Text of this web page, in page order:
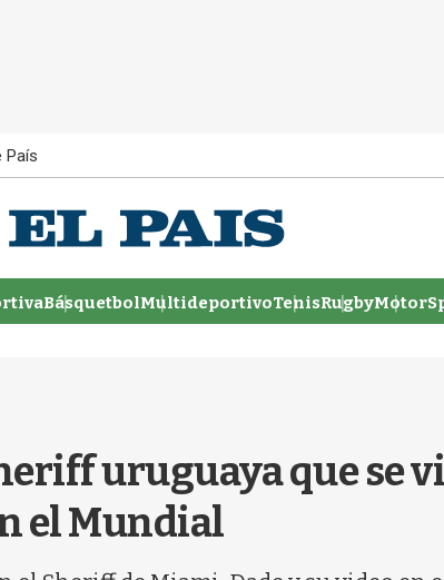
País
BásquetbolMultideportivoTenisRugby
uruguaya que se
el Mundial